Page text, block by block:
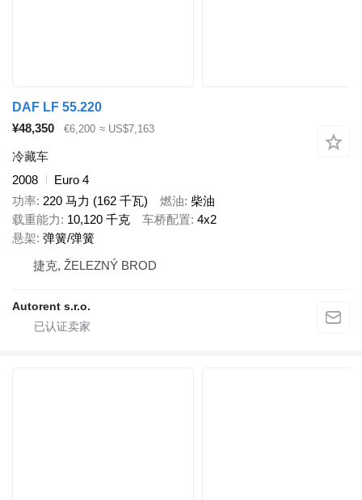
DAF LF 55.220
¥48,350
€6,200 ≈ US$7,163
冷藏车
2008
Euro 4
功率 220 马力 (162 千瓦) 燃油 柴油
载重能力
10,120 千克 车桥配置 4x2
悬架 弹簧/弹簧
捷克, ŽELEZNÝ BROD
Autorent s.r.o.